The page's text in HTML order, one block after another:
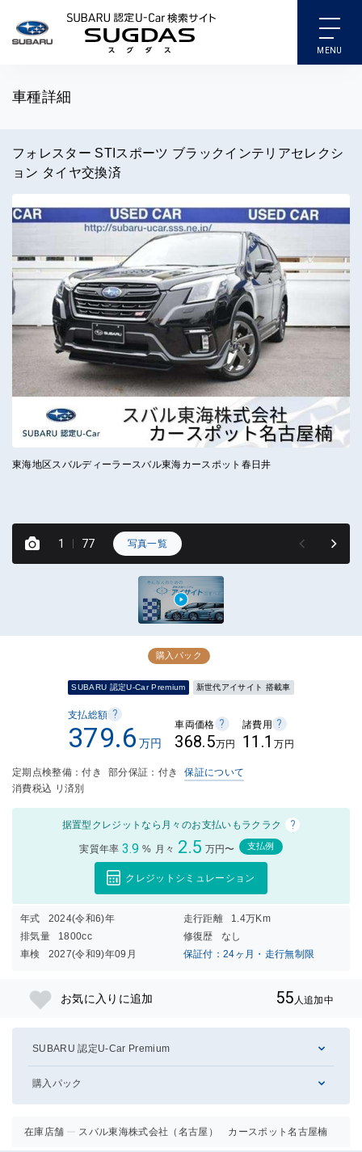
SUBARU 認定U-Car検索
車種詳細
フォレスター STIスポーツ ブラックインテリアセレクシ
ョン タイヤ交換済
東海地区スバルディーラースバル東海カースポット春日井
1 77 写真一覧
購入パック
SUBARU 認定U-Car Premium 新世代アイサイト 搭載車
支払総額 ?
379.6 万円
車両価格 ?
368.5万円
諸費用 ?
11.1 万円
定期点検整備：付き 部分保証：付き
保証について
消費税込 リ済別
据置型クレジットなら月々のお支払いもラクラク ?
実質年率 3.9 % 月々 2.5 万円〜 支払例
クレジットシミュレーション
年式 2024(令和6)年 走行距離
1.4万Km
排気量
1800cc 修復歴
なし
車検
2027(令和9)年09月 保証付：24ヶ月・走行無制限
お気に入りに追加 55 人追加中
SUBARU 認定U-Car Premium
購入パック
在庫店舗 スバル東海株式会社（名古屋） カースポット名古屋楠